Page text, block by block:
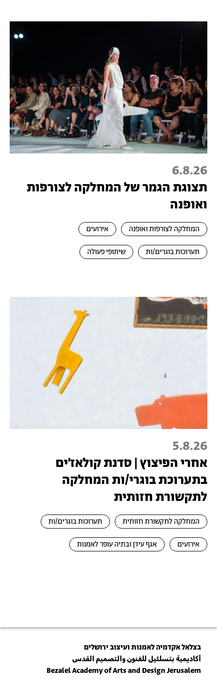
6.8.26
תצוגת הגמר של המחלקה לצורפות
ואופנה
המחלקה לצורפות ואופנה אירועים
תערוכות בוגרים/ות שיתופי פעולה
5.8.26
אחרי הפיצוץ | סדנת קולאז׳ים
בתערוכת בוגרי/ות המחלקה
לתקשורת חזותית
המחלקה לתקשורת חזותית תערוכות בוגרים/ות
אירועים אגף עידן ובתיה עופר לאמנות
בצלאל אקדמיה לאמנות ועיצוב ירושלים
أكاديمية بتسلئيل للفنون والتصميم القدس
Bezalel Academy of Arts and Design Jerusalem